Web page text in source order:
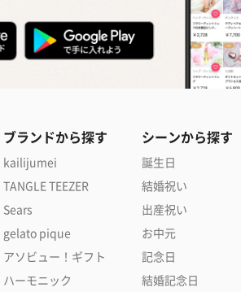
ブランドから探す
kailijumei
TANGLE TEEZER
Sears
gelato pique
アソビュー！ギフト
ハーモニック
シーンから探す
誕生日
結婚祝い
出産祝い
お中元
記念日
結婚記念日